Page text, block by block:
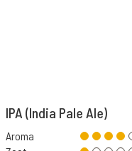
IPA (India Pale Ale)
Aroma